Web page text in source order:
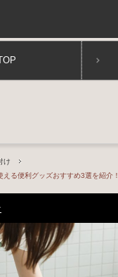
け
る便利グッズおすすめ3選を紹介！